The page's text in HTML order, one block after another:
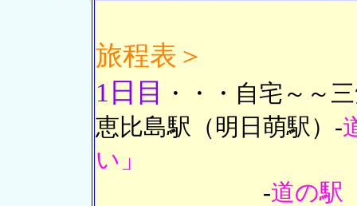
旅程表＞
1日目
・・・自宅～～
恵比島駅（明日萌駅）-
い」
-道の駅